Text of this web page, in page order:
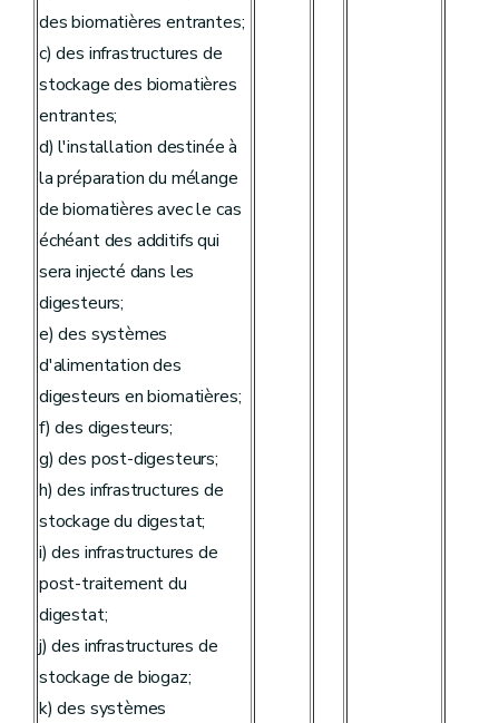
des biomatières entrantes;
c) des infrastructures de
stockage des biomatières
entrantes;
d) l'installation destinée à
la préparation du mélange
de biomatières avec le cas
échéant des additifs qui
sera injecté dans les
digesteurs;
e) des systèmes
d'alimentation des
digesteurs en biomatières;
f) des digesteurs;
g) des post-digesteurs;
h) des infrastructures de
stockage du digestat;
i) des infrastructures de
post-traitement du
digestat;
j) des infrastructures de
stockage de biogaz;
k) des systèmes